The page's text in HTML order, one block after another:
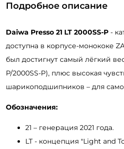
Подробное описание
Daiwa Presso 21 LT 2000SS-P -
доступна в корпусе-монококе
был достигнут самый лёгкий вес
P/2000SS-P), плюс высокая
шарикоподшипников – для
Обозначения:
21 – генерация 2021 года.
LT - концепция "Light and